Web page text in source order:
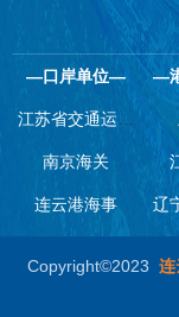
—口岸单位—
江苏省交通运输
厅
南京海关
连云港海事
—
辽
Copyright©2023 连